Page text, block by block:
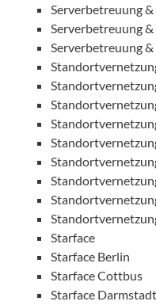
Serverbetreuung
Serverbetreuung
Serverbetreuung
Starface
Starface Berlin
Starface Cottbus
Starface Darmstadt